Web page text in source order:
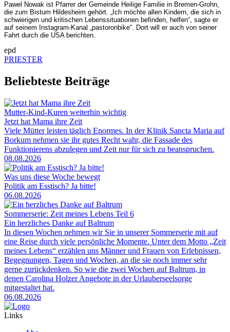
Pawel Nowak ist Pfarrer der Gemeinde Heilige Familie in Bremen-Grohn,
die zum Bistum Hildesheim gehört. „Ich möchte allen Kindern, die sich in
schwierigen und kritischen Lebenssituationen befinden, helfen“, sagte er
auf seinem Instagram-Kanal „pastoronbike“. Dort will er auch von seiner
Fahrt durch die USA berichten.
epd
PRIESTER
Beliebteste Beiträge
Mutter-Kind-Kuren weiterhin wichtig
Jetzt hat Mama ihre Zeit
Viele Mütter leisten täglich Enormes. In der Klinik Sancta Maria auf
Borkum nehmen sie ihr gutes Recht wahr, die Fassade des
Funktionierens abzulegen und Zeit nur für sich zu beanspruchen.
08.08.2026
Was uns diese Woche bewegt
Politik am Esstisch? Ja bitte!
06.08.2026
Sommerserie: Zeit meines Lebens Teil 6
Ein herzliches Danke auf Baltrum
In diesen Wochen nehmen wir Sie in unserer Sommerserie mit auf
eine Reise durch viele persönliche Momente. Unter dem Motto „Zeit
meines Lebens“ erzählen uns Männer und Frauen von Erlebnissen,
Begegnungen, Tagen und Wochen, an die sie noch immer sehr
gerne zurückdenken. So wie die zwei Wochen auf Baltrum, in
denen Carolina Holzer Angebote in der Urlauberseelsorge
mitgestaltet hat.
06.08.2026
Links